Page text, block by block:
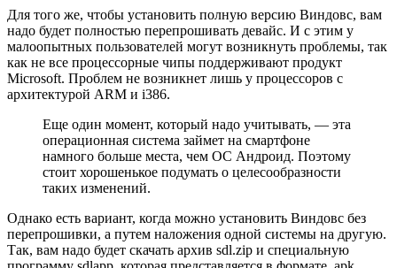
Для того же, чтобы установить полную версию Виндовс, вам
надо будет полностью перепрошивать девайс. И с этим у
малоопытных пользователей могут возникнуть проблемы, так
как не все процессорные чипы поддерживают продукт
Microsoft. Проблем не возникнет лишь у процессоров с
архитектурой ARM и i386.
Еще один момент, который надо учитывать, — эта
операционная система займет на смартфоне
намного больше места, чем ОС Андроид. Поэтому
стоит хорошенькое подумать о целесообразности
таких изменений.
Однако есть вариант, когда можно установить Виндовс без
перепрошивки, а путем наложения одной системы на другую.
Так, вам надо будет скачать архив sdl.zip и специальную